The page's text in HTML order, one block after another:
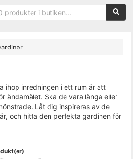
ihop inredningen i ett rum är att
ändamålet. Ska de vara långa eller
Låt dig inspireras av de
och hitta den perfekta gardinen för